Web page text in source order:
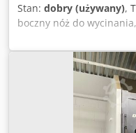
Stan: dobry (używany),
boczny nóż do
oddzielania, narzędzie
do wykrawania, stemple
do wykrawania,
stemple do wycinania,
do wykrawania: uchwyt
Otwory: Ø 60 mm
patrz zdjęcia - Wymiary: